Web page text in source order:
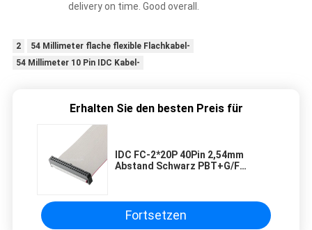
delivery on time. Good overall.
2
54 Millimeter flache flexible Flachkabel-
54 Millimeter 10 Pin IDC Kabel-
Erhalten Sie den besten Preis für
IDC FC-2*20P 40Pin 2,54mm
Abstand Schwarz PBT+G/F
Fortsetzen